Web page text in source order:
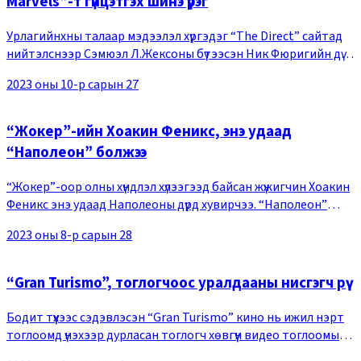
Урлагийнхны талаар мэдээлэл хүргэдэг “The Direct” сайтад
нийтэлснээр Сэмюэл Л.Жексоны бүтээсэн Ник Фюригийн дүр
болсон байна. “The Marvels” кинонд
2023 оны 10-р сарын 27
“Жокер”-ийн Хоакин Феникс, энэ удаад
“Наполеон” болжээ
“Жокер”-оор олны хүндлэл хүлээгээд байсан жүжигчин Хоакин
Феникс энэ удаад Наполеоны дүрд хувирчээ. “Наполеон”
ярилцлагын үеэр Хоакин Фениксийн жүжигл
2023 оны 8-р сарын 28
“Gran Turismo”, тоглогчоос уралдааны нисгэгч рүү
Бодит түүхээс сэдэвлэсэн “Gran Turismo” кино нь ижил нэрт
тоглоомд үнэхээр дурласан тоглогч хөвгүүн видео тоглоомын